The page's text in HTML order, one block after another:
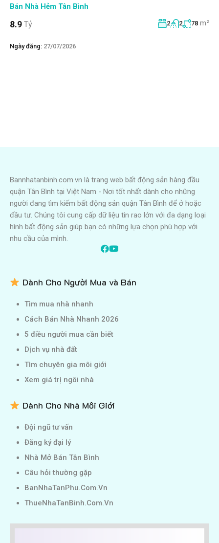
Bán Nhà Hẻm Tân Bình
8.9 Tỷ 2 2 78 m²
Ngày đăng: 27/07/2026
Bannhatanbinh.com.vn là trang web bất động sản hàng đầu
quận Tân Bình tại Việt Nam - Nơi tốt nhất dành cho những
người đang tìm kiếm bất động sản quận Tân Bình để ở hoặc
đầu tư. Chúng tôi cung cấp dữ liệu tin rao lớn với đa dạng loại
hình bất động sản giúp bạn có những lựa chọn phù hợp với
nhu cầu của mình.
Dành Cho Người Mua và Bán
Tìm mua nhà nhanh
Cách Bán Nhà Nhanh 2026
5 điều người mua cần biết
Dịch vụ nhà đất
Tìm chuyên gia môi giới
Xem giá trị ngôi nhà
Dành Cho Nhà Môi Giới
Đội ngũ tư vấn
Đăng ký đại lý
Nhà Mở Bán Tân Bình
Câu hỏi thường gặp
BanNhaTanPhu.Com.Vn
ThueNhaTanBinh.Com.Vn